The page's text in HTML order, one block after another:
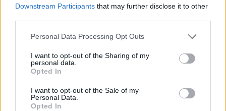
Downstream Participants that may further disclose it to other
Please note that this website/app uses one or more Google
not limited to your visit or usage behaviour. You may click to
grant or deny consent to Google and its third-party tags to
use your data for below specified purposes in below Google
consent section.
Personal Data Processing Opt Outs
I want to opt-out of the Sharing of my
personal data.
Opted In
I want to opt-out of the Sale of my
Personal Data.
Opted In
«Σήμερα βάζουμε τέλος στη ρευστοποίηση του
ΣΥΡΙΖΑ – ΠΣ», αναφέρουν και εξηγούν: «Στόχος
μας ένα ενωτικό ψηφοδέλτιο των προοδευτικών
δυνάμεων, όπου ο ΣΥΡΙΖΑ – ΠΣ θα συμμετέχει
ως κόμμα και όχι «δανείζοντας» στελέχη μετά
από ατομικές συμφωνίες».
Στην περίπτωση δε, που δεν ευοδωθούν οι